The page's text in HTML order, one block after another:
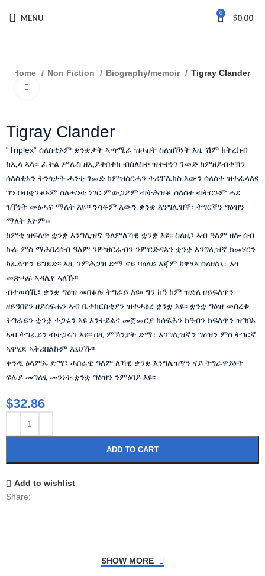
MENU 0 $0.00
Home Non Fiction Biography/memoir Tigray Clander
Tigray Clander
“Triplex” ሰለስቲኦም ቋንቋታት ኣጣሚራ ዝሓዘት ስለዝኾነት እዚ ሽም ክትረክብ
ክኢላ ኣላ። ፈትል ሥሉስ ዘኢይትበተክ ብሰለስተ ዝተተነገ ገመድ ከምዘይብተኽን
ሰለስቲአን ትንጎታት ሓንቲ ገመድ ከምዝሰርሓን ትሪፕሌክስ እውን ሰለሰተ ዝተፈላለዩ
ግን በብቋንቆኦም ስለሓንቲ ነገር ምውጋዖም ብትሕዝቶ ሰለስተ ብትርጉም ሓደ
ዝኾነት መፅሓፍ ማለት እዩ። ንሳቶም እውን ቋንቋ እንግሊዝኛ፣ ትግርኛን ግዕዝን
ማለት እዮም።
ከምቲ ዝፍለጥ ቋንቋ እንግሊዝኛ ዓለምለኻዊ ቋንቋ እዩ፡፡ ስለዚ፣ ኣብ ዓለም ዘሎ ሰብ
ኩሉ ምስ ማሕበረሰብ ዓለም ንምዝርራብን ንምርድዳእን ቋንቋ እንግሊዝኛ ክመሃርን
ክፈልጥን ይግደድ፡፡ እዚ ንምሕጋዝ ድማ ናይ ባዕለይ እጃም ክዋፃእ ስለዘለኒ፣ እዛ
መጽሓፍ ኣዳሊየ ኣለኹ፡፡
ብተወሳኺ፣ ቋንቋ ግዕዝ መበቆሉ ትግራይ እዩ፡፡ ግን ከዓ ከም ዝድለ ዘይፍለጥን
ዘይዓበየን ዘይሰፍሐን ኣብ ቤተክርስቲያን ዝተሓፅረ ቋንቋ እዩ፡፡ ቋንቋ ግዕዝ መሰረቱ
ትግራይን ቋንቋ ተጋሩን እዩ እንተይልና መጀመርያ ክሰፍሕን ክዓብን ክፍለጥን ዝግበኦ
ኣብ ትግራይን ብተጋሩን እዩ፡፡ በዚ ምኽንያት ድማ፣ እንግሊዝኛን ግዕዝን ምስ ትግርኛ
ኣዋሂደ ኣቅሪበልኩም እኒሀኹ፡፡
ቀንዲ ዕላምኡ ድማ፣ ሓበራዊ ዓለም ለኻዊ ቋንቋ እንግሊዝኛን ናይ ትግራዋይነት
ፍሉይ መግለፂ መንነት ቋንቋ ግዕዝን ንምዕባይ እዩ፡፡
$32.86
ADD TO CART
Add to wishlist
Share:
SHOW MORE